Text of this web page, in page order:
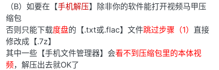
（B）如要在【手机解压】除非你的软件能打开视频马甲压
缩包
否则只能下载度盘的【.txt或.flac】文件跳过步骤（1） 直接
修改成【.7z】
其中一些【手机文件管理器】会看不到压缩包里的本体视
频，解压出去就OK了